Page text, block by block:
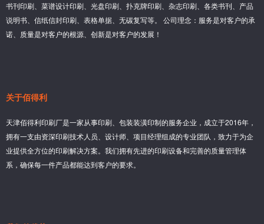
书刊印刷、菜谱设计印刷、光盘印刷、扑克牌印刷、杂志印刷、各类书刊、产品
说明书、信纸信封印刷、表格单据、无碳复写等。 公司理念：服务是对客户的承
诺、质量是对客户的根源、创新是对客户的发展！
关于佰得利
天津佰得利印刷厂是一家从事印刷、包装装潢印制的服务企业，成立于2016年，
拥有一支由资深印刷技术人员、设计师、项目经理组成的专业团队，致力于为企
业提供全方位的印刷解决方案。我们拥有先进的印刷设备和完善的质量管理体
系，确保每一件产品都能达到客户的要求。